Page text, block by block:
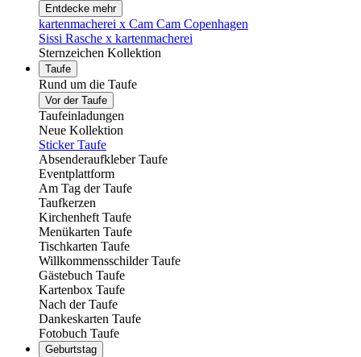
Entdecke mehr
kartenmacherei x Cam Cam Copenhagen
Sissi Rasche x kartenmacherei
Sternzeichen Kollektion
Taufe
Rund um die Taufe
Vor der Taufe
Taufeinladungen
Neue Kollektion
Sticker Taufe
Absenderaufkleber Taufe
Eventplattform
Am Tag der Taufe
Taufkerzen
Kirchenheft Taufe
Menükarten Taufe
Tischkarten Taufe
Willkommensschilder Taufe
Gästebuch Taufe
Kartenbox Taufe
Nach der Taufe
Dankeskarten Taufe
Fotobuch Taufe
Geburtstag